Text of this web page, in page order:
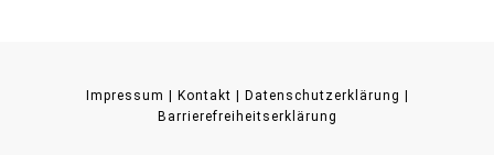
Impressum Kontakt Datenschutzerklärung
Barrierefreiheitserklärung